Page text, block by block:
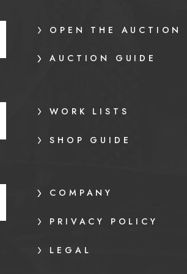
OPEN THE AUCTION
AUCTION GUIDE
WORK LISTS
SHOP GUIDE
COMPANY
PRIVACY POLICY
LEGAL